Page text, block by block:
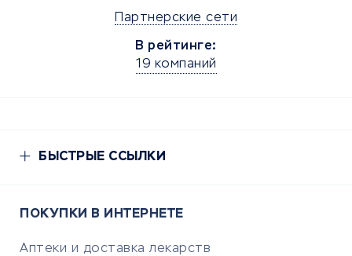
Партнерские сети
В рейтинге:
19 компаний
БЫСТРЫЕ ССЫЛКИ
ПОКУПКИ В ИНТЕРНЕТЕ
Аптеки и доставка лекарств